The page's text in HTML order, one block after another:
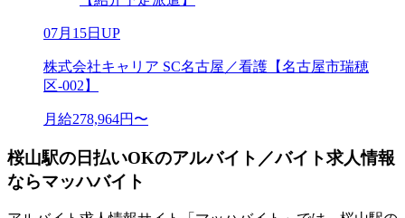
07月15日UP
株式会社キャリア SC名古屋／看護【名古屋市瑞穂
区-002】
月給278,964円〜
桜山駅の日払いOKのアルバイト／バイト求人情報
ならマッハバイト